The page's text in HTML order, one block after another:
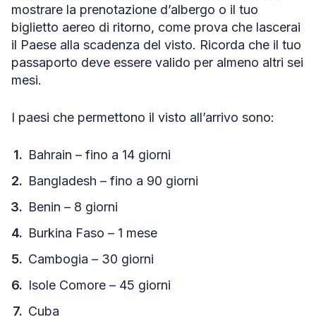
mostrare la prenotazione d’albergo o il tuo
biglietto aereo di ritorno, come prova che lascerai
il Paese alla scadenza del visto. Ricorda che il tuo
passaporto deve essere valido per almeno altri sei
mesi.
I paesi che permettono il visto all’arrivo sono:
Bahrain – fino a 14 giorni
Bangladesh – fino a 90 giorni
Benin – 8 giorni
Burkina Faso – 1 mese
Cambogia – 30 giorni
Isole Comore – 45 giorni
Cuba